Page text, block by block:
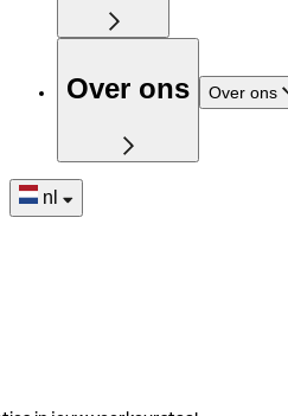
Over ons Over ons
nl